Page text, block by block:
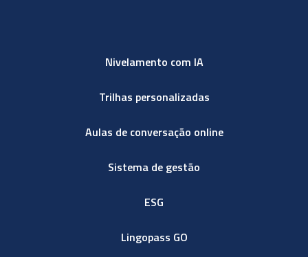
Nivelamento com IA
Trilhas personalizadas
Aulas de conversação online
Sistema de gestão
ESG
Lingopass GO